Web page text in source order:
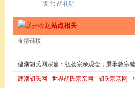
版主: 胡礼明
站点相关
友情链接
建潮胡氏网宗旨：弘扬宗亲观念，秉承敦宗
建潮胡氏网 世界胡氏宗亲网 胡氏宗亲网